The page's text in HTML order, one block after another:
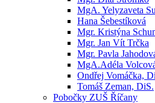
MgA. Yelyzaveta
Hana Šebestíková
Mgr. Kristýna
Mgr. Jan Vít Trčka
Mgr. Pavla
MgA.Adéla
Ondřej Vomáčka,
Tomáš Zeman, DiS.
Pobočky ZUŠ Říčany